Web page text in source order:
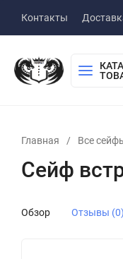
Контакты
Главная / Все
Сейф
Обзор Отзывы (0)